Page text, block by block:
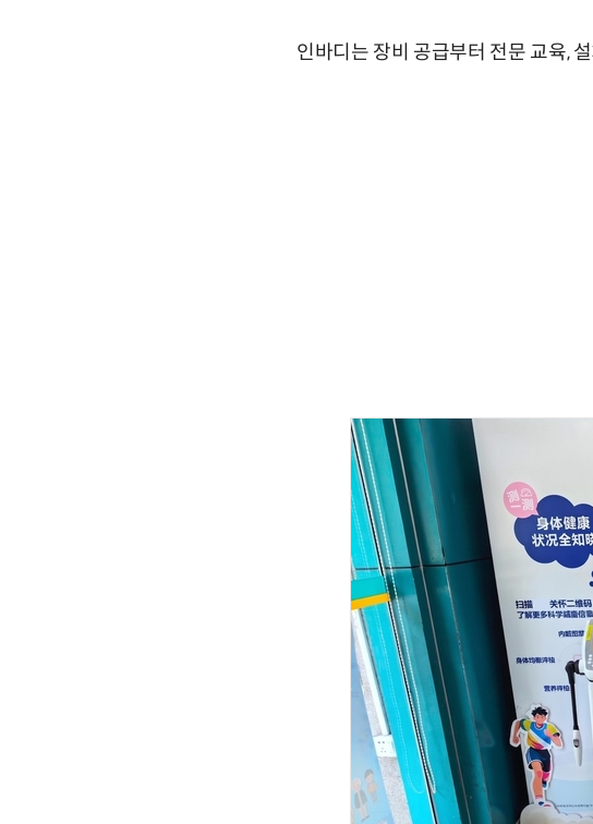
인바디는 장비 공급부터 전문 교육,